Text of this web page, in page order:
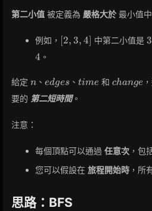
第二小值 被定義為 嚴格大於 最小值
例如， [2,
3,
2, 3, 4 中第二小值是 3
3
4
4 。
給定 n
n 、 edges
edges 、 time
time 和 change
change
要的 第二短時間。
注意：
每個頂點可以通過 任意次 ，包
您可以假設在 旅程開始時 ，所
思路：BFS